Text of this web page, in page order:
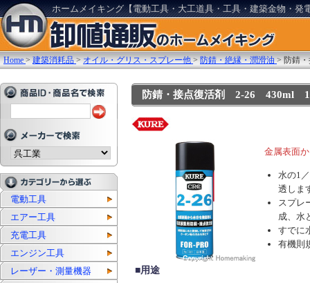
ホームメイキング【電動工具・大工道具・工具・建築金物・発
Home >建築消耗品 >オイル・グリス・スプレー他 >防錆・絶縁・潤滑油 >防錆
電動工具
エアー工具
充電工具
エンジン工具
レーザー・測量機器
防錆・接点復活剤 2-26 430ml 1
金属表面
水の1
透しま
スプレ
成、水
すでに
有機則
■用途